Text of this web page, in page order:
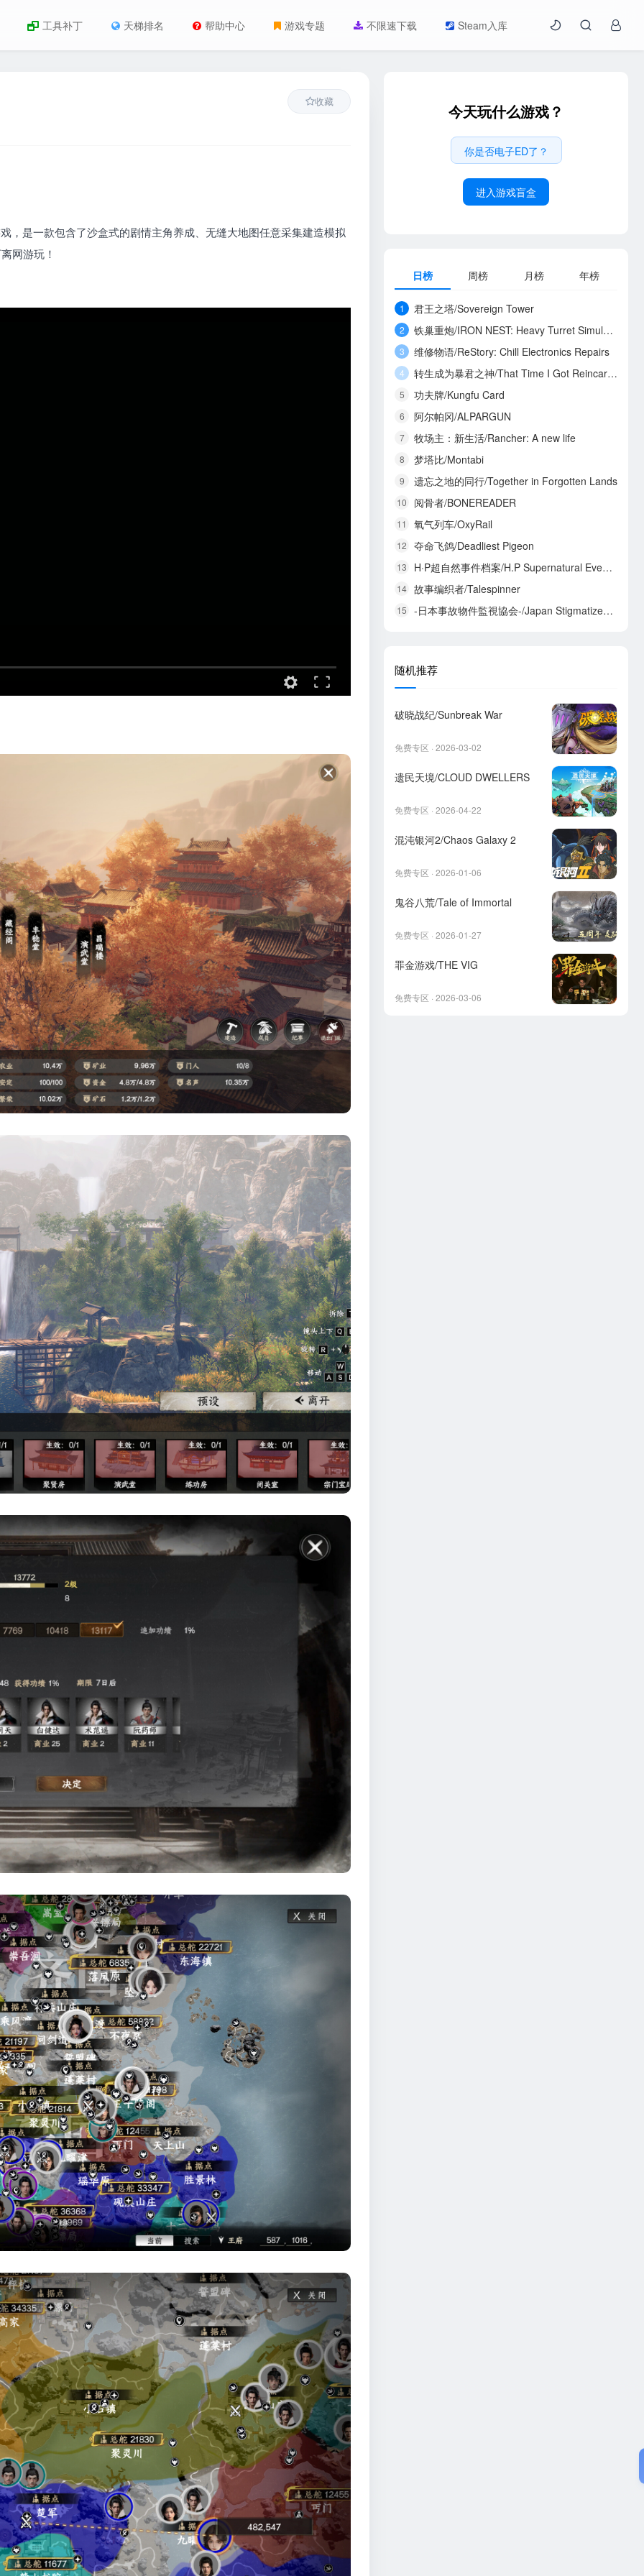
工具补丁 天梯排名 帮助中心 游戏专题 不限速下载 Steam入库
收藏
，是一款包含了沙盒式的剧情主角养成、无缝大地图任意采集建造模拟
网游玩！
今天玩什么游戏？
你是否电子ED了？
进入游戏盲盒
日榜 周榜 月榜 年榜
1 君王之塔/Sovereign Tower
2 铁巢重炮/IRON NEST: Heavy Turret Simulator
3 维修物语/ReStory: Chill Electronics Repairs
4 转生成为暴君之神/That Time I Got Reincarnated as a Tyrant God
5 功夫牌/Kungfu Card
6 阿尔帕冈/ALPARGUN
7 牧场主：新生活/Rancher: A new life
8 梦塔比/Montabi
9 遗忘之地的同行/Together in Forgotten Lands
10 阅骨者/BONEREADER
11 氧气列车/OxyRail
12 夺命飞鸽/Deadliest Pigeon
13 H·P超自然事件档案/H.P Supernatural Event Archives
14 故事编织者/Talespinner
15 -日本事故物件監視協会-/Japan Stigmatized Property3
随机推荐
破晓战纪/Sunbreak War
免费专区 · 2026-03-02
遗民天境/CLOUD DWELLERS
免费专区 · 2026-04-22
混沌银河2/Chaos Galaxy 2
免费专区 · 2026-01-06
鬼谷八荒/Tale of Immortal
免费专区 · 2026-01-27
罪金游戏/THE VIG
免费专区 · 2026-03-06